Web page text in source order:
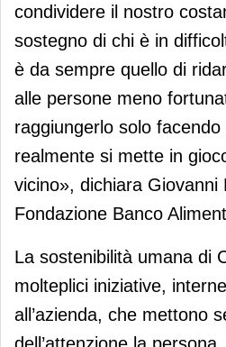
condividere il nostro
sostegno di chi è in
è da sempre quello di
alle persone meno
raggiungerlo solo
realmente si mette in
vicino», dichiara
Fondazione Banco
La sostenibilità umana di
molteplici iniziative,
all’azienda, che mettono
dell’attenzione la